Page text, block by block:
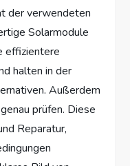
der verwendeten
Solarmodule
effizientere
halten in der
Außerdem
prüfen. Diese
Reparatur,